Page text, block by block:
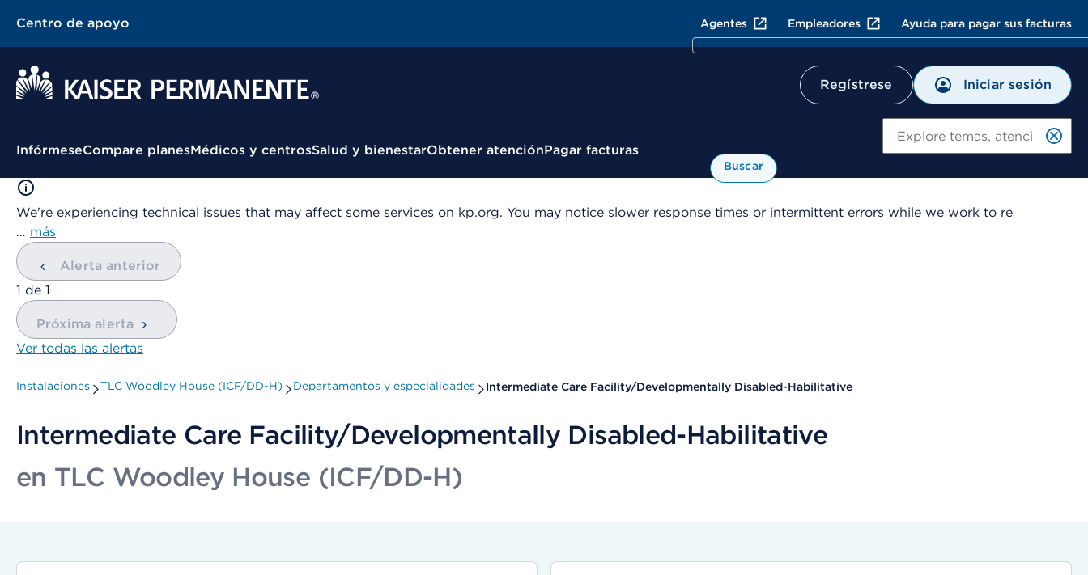
Centro de apoyo Agentes Empleadores Ayuda para pagar sus facturas
Regístrese Iniciar sesión
Menú contextual
InfórmeseCompare planesMédicos y centrosSalud y bienestarObtener atenciónPagar facturas
Buscar
We're experiencing technical issues that may affect some services on kp.org. You may notice slower response times or intermittent errors while we work to re
… más
Alerta anterior
mostrando
1 de 1
Próxima alerta
Ver todas las alertas
Instalaciones TLC Woodley House (ICF/DD-H) Departamentos y especialidades Intermediate Care Facility/Developmentally Disabled-Habilitative
Intermediate Care Facility/Developmentally Disabled-Habilitative
en TLC Woodley House (ICF/DD-H)